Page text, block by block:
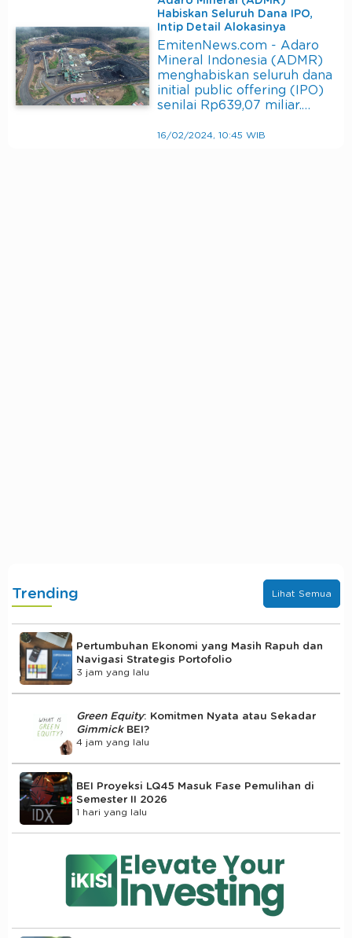
Habiskan Seluruh Dana IPO,
Intip Detail Alokasinya
EmitenNews.com - Adaro
Mineral Indonesia (ADMR)
menghabiskan seluruh dana
initial public offering (IPO)
senilai Rp639,07 miliar.…
16/02/2024, 10:45 WIB
Trending Lihat Semua
Pertumbuhan Ekonomi yang Masih Rapuh dan
Navigasi Strategis Portofolio
3 jam yang lalu
Green Equity: Komitmen Nyata atau Sekadar
Gimmick BEI?
4 jam yang lalu
BEI Proyeksi LQ45 Masuk Fase Pemulihan di
Semester II 2026
1 hari yang lalu